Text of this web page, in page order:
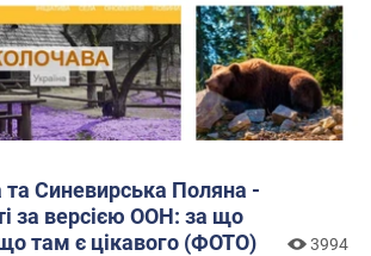
Синевирська Поляна -
за версією ООН: за що
там є цікавого (ФОТО)
3994